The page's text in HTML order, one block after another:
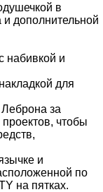
в
дополнительной
набивкой и
для
Леброна за
чтобы
и
по
на пятках.